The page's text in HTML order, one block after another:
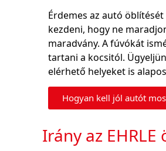
Érdemes az autó
kezdeni, hogy ne
maradvány. A fúvókát
tartani a kocsitól.
elérhető helyeket is
Hogyan kell jól autót
Irány az